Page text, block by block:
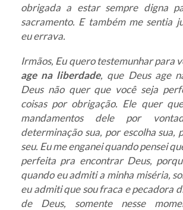
obrigada a estar sempre digna
sacramento. E também me sentia
eu errava.
Irmãos, Eu quero testemunhar para
age na liberdade, que Deus age
Deus não quer que você seja
coisas por obrigação. Ele quer
mandamentos dele por
determinação sua, por escolha sua,
seu. Eu me enganei quando pensei
perfeita pra encontrar Deus,
quando eu admiti a minha miséria,
eu admiti que sou fraca e pecadora
de Deus, somente nesse